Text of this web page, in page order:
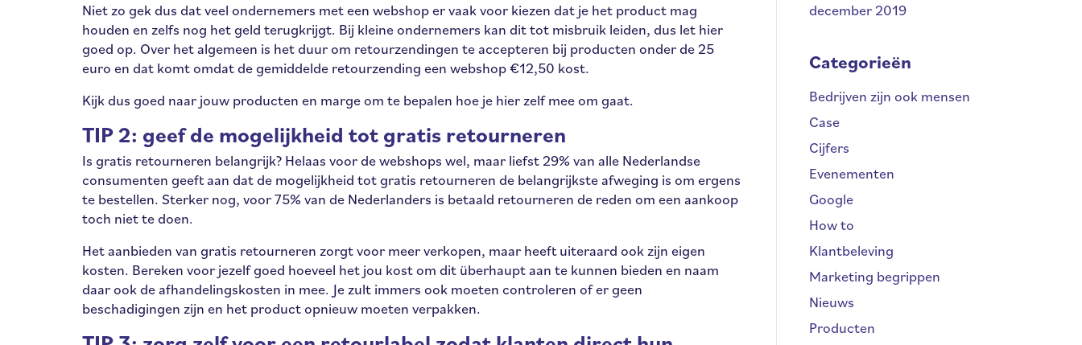
Niet zo gek dus dat veel ondernemers met een webshop er vaak voor kiezen dat je het product mag
houden en zelfs nog het geld terugkrijgt. Bij kleine ondernemers kan dit tot misbruik leiden, dus let hier
goed op. Over het algemeen is het duur om retourzendingen te accepteren bij producten onder de 25
euro en dat komt omdat de gemiddelde retourzending een webshop €12,50 kost.
Kijk dus goed naar jouw producten en marge om te bepalen hoe je hier zelf mee om gaat.
TIP 2: geef de mogelijkheid tot gratis retourneren
Is gratis retourneren belangrijk? Helaas voor de webshops wel, maar liefst 29% van alle Nederlandse
consumenten geeft aan dat de mogelijkheid tot gratis retourneren de belangrijkste afweging is om ergens
te bestellen. Sterker nog, voor 75% van de Nederlanders is betaald retourneren de reden om een aankoop
toch niet te doen.
Het aanbieden van gratis retourneren zorgt voor meer verkopen, maar heeft uiteraard ook zijn eigen
kosten. Bereken voor jezelf goed hoeveel het jou kost om dit überhaupt aan te kunnen bieden en naam
daar ook de afhandelingskosten in mee. Je zult immers ook moeten controleren of er geen
beschadigingen zijn en het product opnieuw moeten verpakken.
december 2019
Categorieën
Bedrijven zijn ook mensen
Case
Cijfers
Evenementen
Google
How to
Klantbeleving
Marketing begrippen
Nieuws
Producten